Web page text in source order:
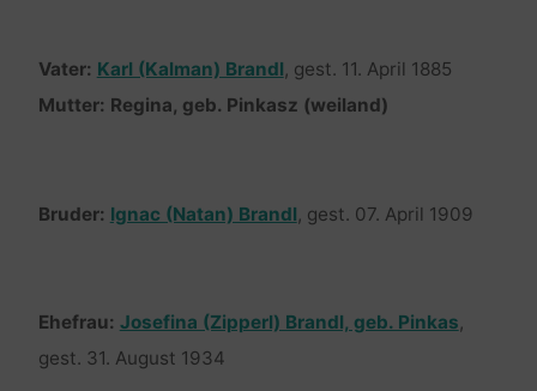
Vater: Karl (Kalman) Brandl, gest. 11. April 1885
Mutter: Regina, geb. Pinkasz (weiland)
Bruder: Ignac (Natan) Brandl, gest. 07. April 1909
Ehefrau: Josefina (Zipperl) Brandl, geb. Pinkas,
gest. 31. August 1934